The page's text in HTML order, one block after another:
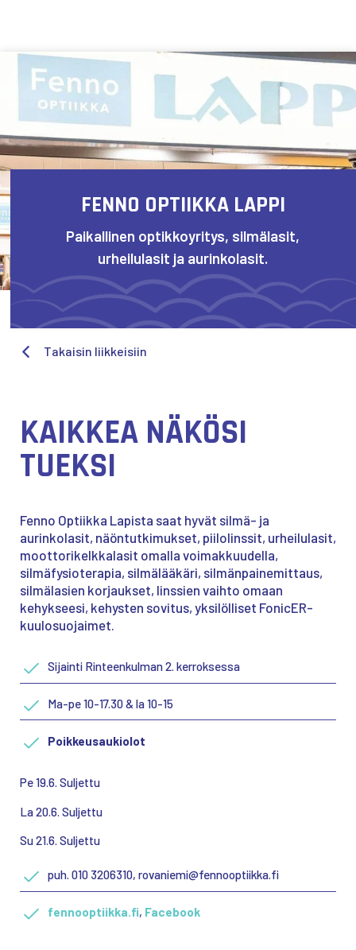
Siirry sisältöön
FENNO OPTIIKKA LAPPI
Paikallinen optikkoyritys, silmälasit,
urheilulasit ja aurinkolasit.
Takaisin liikkeisiin
KAIKKEA NÄKÖSI
TUEKSI
Fenno Optiikka Lapista saat hyvät silmä- ja
aurinkolasit, näöntutkimukset, piilolinssit, urheilulasit,
moottorikelkkalasit omalla voimakkuudella,
silmäfysioterapia, silmälääkäri, silmänpainemittaus,
silmälasien korjaukset, linssien vaihto omaan
kehykseesi, kehysten sovitus, yksilölliset FonicER-
kuulosuojaimet.
Sijainti Rinteenkulman 2. kerroksessa
Ma-pe 10-17.30 & la 10-15
Poikkeusaukiolot
Pe 19.6. Suljettu
La 20.6. Suljettu
Su 21.6. Suljettu
puh. 010 3206310, rovaniemi@fennooptiikka.fi
fennooptiikka.fi, Facebook